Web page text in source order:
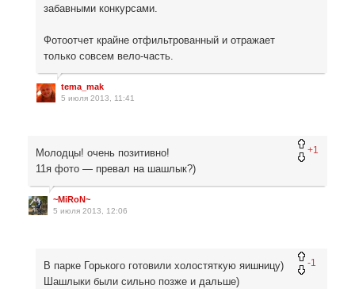
забавными конкурсами.
Фотоотчет крайне отфильтрованный и отражает
только совсем вело-часть.
tema_mak
5 июля 2013, 11:41
+1
Молодцы! очень позитивно!
11я фото — превал на шашлык?)
~MiRoN~
5 июля 2013, 12:06
-1
В парке Горького готовили холостяткую яишницу)
Шашлыки были сильно позже и дальше)